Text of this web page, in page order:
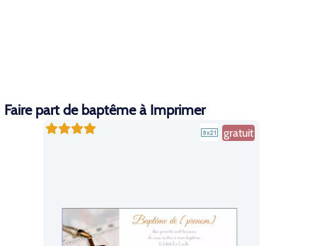
Faire part de baptême à Imprimer
gratuit